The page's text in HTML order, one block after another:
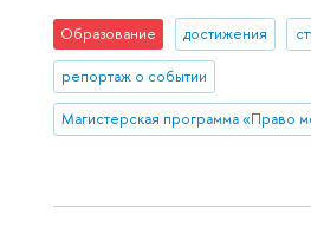
Образование достижения
репортаж о событии
Магистерская программа «Право